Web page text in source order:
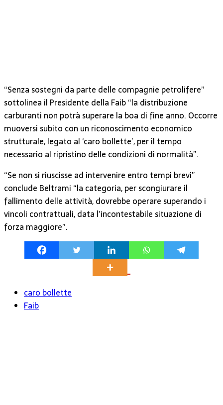
“Senza sostegni da parte delle compagnie petrolifere”
sottolinea il Presidente della Faib “la distribuzione
carburanti non potrà superare la boa di fine anno. Occorre
muoversi subito con un riconoscimento economico
strutturale, legato al ‘caro bollette’, per il tempo
necessario al ripristino delle condizioni di normalità”.
“Se non si riuscisse ad intervenire entro tempi brevi”
conclude Beltrami “la categoria, per scongiurare il
fallimento delle attività, dovrebbe operare superando i
vincoli contrattuali, data l’incontestabile situazione di
forza maggiore”.
caro bollette
Faib